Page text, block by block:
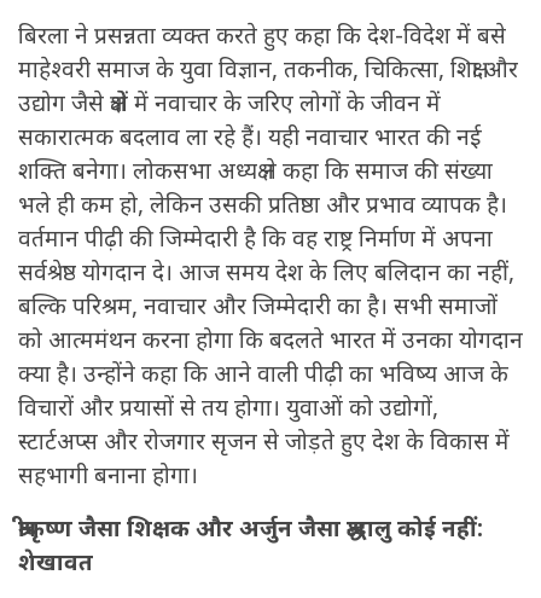
बिरला ने प्रसन्नता व्यक्त करते हुए कहा कि देश-विदेश में बसे
माहेश्वरी समाज के युवा विज्ञान, तकनीक, चिकित्सा, शिक्षा और
उद्योग जैसे क्षेत्रों में नवाचार के जरिए लोगों के जीवन में
सकारात्मक बदलाव ला रहे हैं। यही नवाचार भारत की नई
शक्ति बनेगा। लोकसभा अध्यक्ष ने कहा कि समाज की संख्या
भले ही कम हो, लेकिन उसकी प्रतिष्ठा और प्रभाव व्यापक है।
वर्तमान पीढ़ी की जिम्मेदारी है कि वह राष्ट्र निर्माण में अपना
सर्वश्रेष्ठ योगदान दे। आज समय देश के लिए बलिदान का नहीं,
बल्कि परिश्रम, नवाचार और जिम्मेदारी का है। सभी समाजों
को आत्ममंथन करना होगा कि बदलते भारत में उनका योगदान
क्या है। उन्होंने कहा कि आने वाली पीढ़ी का भविष्य आज के
विचारों और प्रयासों से तय होगा। युवाओं को उद्योगों,
स्टार्टअप्स और रोजगार सृजन से जोड़ते हुए देश के विकास में
सहभागी बनाना होगा।
श्रीकृष्ण जैसा शिक्षक और अर्जुन जैसा श्रद्धालु कोई नहीं:
शेखावत